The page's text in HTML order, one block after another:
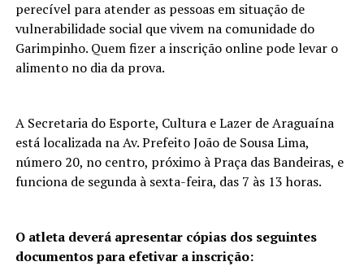
perecível para atender as pessoas em situação de
vulnerabilidade social que vivem na comunidade do
Garimpinho. Quem fizer a inscrição online pode levar o
alimento no dia da prova.
A Secretaria do Esporte, Cultura e Lazer de Araguaína
está localizada na Av. Prefeito João de Sousa Lima,
número 20, no centro, próximo à Praça das Bandeiras, e
funciona de segunda à sexta-feira, das 7 às 13 horas.
O atleta deverá apresentar cópias dos seguintes
documentos para efetivar a inscrição: